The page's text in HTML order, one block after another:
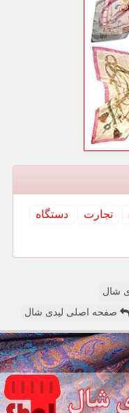
تجارت
دستگاه
شال
صفحه اصلی لیدی شال